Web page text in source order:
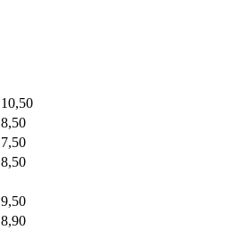
10,50
8,50
7,50
8,50
9,50
8,90